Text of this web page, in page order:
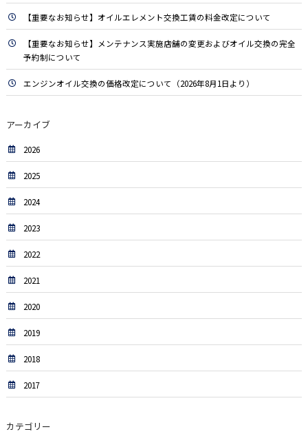
【重要なお知らせ】オイルエレメント交換工賃の料金改定について
【重要なお知らせ】メンテナンス実施店舗の変更およびオイル交換の完全
予約制について
エンジンオイル交換の価格改定について（2026年8月1日より）
アーカイブ
2026
2025
2024
2023
2022
2021
2020
2019
2018
2017
カテゴリー